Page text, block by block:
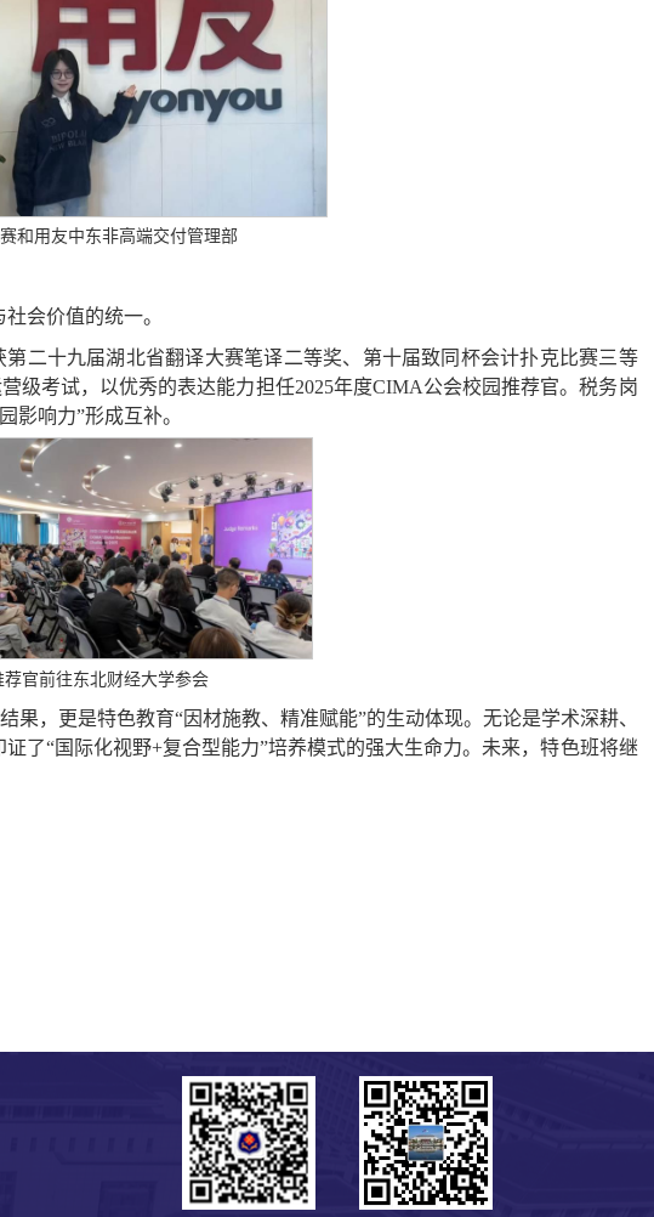
和用友中东非高端交付管理部
会价值的统一。
二十九届湖北省翻译大赛笔译二等奖、第十届致同杯会计扑克比赛三等
级考试，以优秀的表达能力担任2025年度CIMA公会校园推荐官。税务岗
影响力”形成互补。
官前往东北财经大学参会
，更是特色教育“因材施教、精准赋能”的生动体现。无论是学术深耕、
了“国际化视野+复合型能力”培养模式的强大生命力。未来，特色班将继